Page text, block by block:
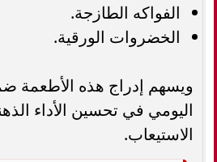
الفواكه الطازجة.
الخضروات الورقية.
ويسهم إدراج هذه الأطعمة
اليومي في تحسين الأداء
الاستيعاب.